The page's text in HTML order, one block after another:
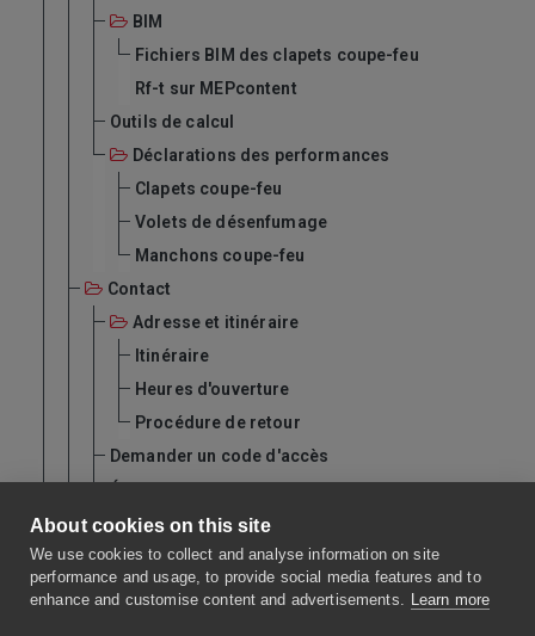
About cookies on this site
We use cookies to collect and analyse information on site
performance and usage, to provide social media features and to
enhance and customise content and advertisements. Learn more
BIM
Fichiers BIM des clapets coupe-feu
Rf-t sur MEPcontent
Outils de calcul
Déclarations des performances
Clapets coupe-feu
Volets de désenfumage
Manchons coupe-feu
Contact
Adresse et itinéraire
Itinéraire
Heures d'ouverture
Procédure de retour
Demander un code d'accès
Après vente
Landingspagina
MG-U